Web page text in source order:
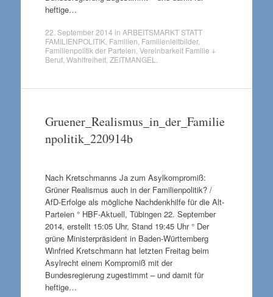
heftige…
22. September 2014 in ARBEITSMARKT STATT
FAMILIENPOLITIK, Familien Familienleitbilder,
Familienpolitik der Parteien Vereinbarkeit Familie +
Beruf, Wahlfreiheit, ZEITMANGEL
Gruener_Realismus_in_der_Familie
npolitik_220914b
Nach Kretschmanns Ja zum Asylkompromiß:
Grüner Realismus auch in der Familienpolitik? /
AfD-Erfolge als mögliche Nachdenkhilfe für die Alt-
Parteien ° HBF-Aktuell, Tübingen 22. September
2014, erstellt 15:05 Uhr, Stand 19:45 Uhr ° Der
grüne Ministerpräsident in Baden-Württemberg
Winfried Kretschmann hat letzten Freitag beim
Asylrecht einem Kompromiß mit der
Bundesregierung zugestimmt – und damit für
heftige…